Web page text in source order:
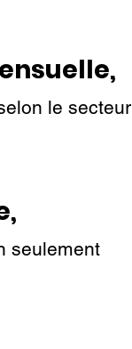
le secteur​
seulement